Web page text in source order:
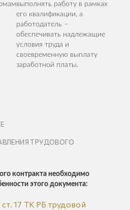
выполнять работу в рамках
его квалификации, а
работодатель –
обеспечивать надлежащие
условия труда и
своевременную выплату
заработной платы.
ТРУДОВОГО
контракта необходимо
этого документа:
17 ТК РБ трудовой